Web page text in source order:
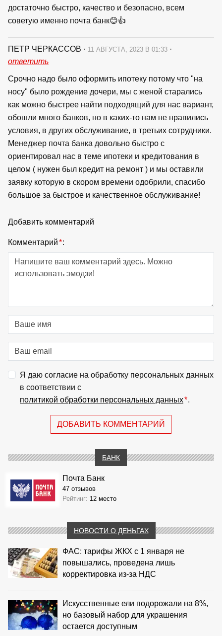
достаточно быстро, качество и безопасно, всем
советую именно почта банк😊👍
ПЕТР ЧЕРКАССОВ · 11 АВГУСТА, 2023 В 01:33 ·
ответить
Срочно надо было оформить ипотеку потому что "на
носу" было рождение дочери, мы с женой старались
как можно быстрее найти подходящий для нас вариант,
обошли много банков, но в каких-то нам не нравились
условия, в других обслуживание, в третьих сотрудники.
Менеджер почта банка довольно быстро с
ориентировал нас в теме ипотеки и кредитования в
целом ( нужен был кредит на ремонт ) и мы оставили
заявку которую в скором времени одобрили, спасибо
большое за быстрое и качественное обслуживание!
Добавить комментарий
Комментарий*:
Я даю согласие на обработку персональных данных
в соответствии с
политикой обработки персональных данных*.
ДОБАВИТЬ КОММЕНТАРИЙ
БАНК
Почта Банк
47 отзывов
Рейтинг: 12 место
НОВОСТИ О ДЕНЬГАХ
ФАС: тарифы ЖКХ с 1 января не
повышались, проведена лишь
корректировка из‑за НДС
Искусственные ели подорожали на 8%,
но базовый набор для украшения
остается доступным